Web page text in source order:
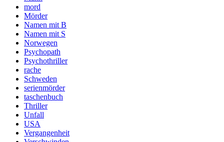
mord
Mörder
Namen mit B
Namen mit S
Norwegen
Psychopath
Psychothriller
rache
Schweden
serienmörder
taschenbuch
Thriller
Unfall
USA
Vergangenheit